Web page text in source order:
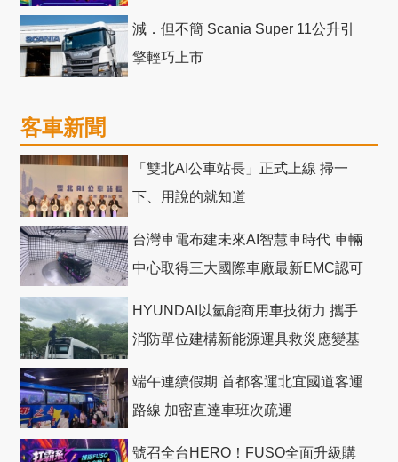
減．但不簡 Scania Super 11公升引
擎輕巧上市
客車新聞
「雙北AI公車站長」正式上線 掃一
下、用說的就知道
台灣車電布建未來AI智慧車時代 車輛
中心取得三大國際車廠最新EMC認可
HYUNDAI以氫能商用車技術力 攜手
消防單位建構新能源運具救災應變基
端午連續假期 首都客運北宜國道客運
路線 加密直達車班次疏運
號召全台HERO！FUSO全面升級購